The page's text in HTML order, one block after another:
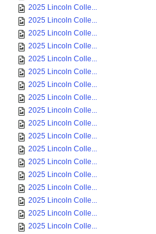
2025 Lincoln Colle...
2025 Lincoln Colle...
2025 Lincoln Colle...
2025 Lincoln Colle...
2025 Lincoln Colle...
2025 Lincoln Colle...
2025 Lincoln Colle...
2025 Lincoln Colle...
2025 Lincoln Colle...
2025 Lincoln Colle...
2025 Lincoln Colle...
2025 Lincoln Colle...
2025 Lincoln Colle...
2025 Lincoln Colle...
2025 Lincoln Colle...
2025 Lincoln Colle...
2025 Lincoln Colle...
2025 Lincoln Colle...